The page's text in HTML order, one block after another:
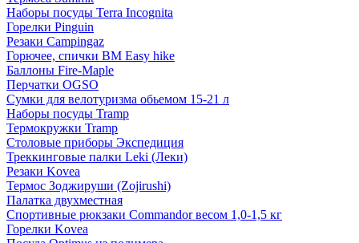
Наборы посуды Terra Incognita
Горелки Pinguin
Резаки Campingaz
Горючее, спички BM Easy hike
Баллоны Fire-Maple
Перчатки OGSO
Сумки для велотуризма обьемом 15-21 л
Наборы посуды Tramp
Термокружки Tramp
Столовые приборы Экспедиция
Треккинговые палки Leki (Леки)
Резаки Kovea
Термос Зоджируши (Zojirushi)
Палатка двухместная
Спортивные рюкзаки Commandor весом 1,0-1,5 кг
Горелки Kovea